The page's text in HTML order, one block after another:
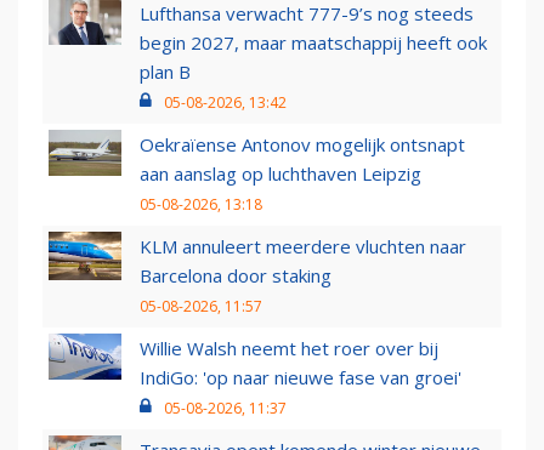
Lufthansa verwacht 777-9’s nog steeds
begin 2027, maar maatschappij heeft ook
plan B
05-08-2026, 13:42
Oekraïense Antonov mogelijk ontsnapt
aan aanslag op luchthaven Leipzig
05-08-2026, 13:18
KLM annuleert meerdere vluchten naar
Barcelona door staking
05-08-2026, 11:57
Willie Walsh neemt het roer over bij
IndiGo: 'op naar nieuwe fase van groei'
05-08-2026, 11:37